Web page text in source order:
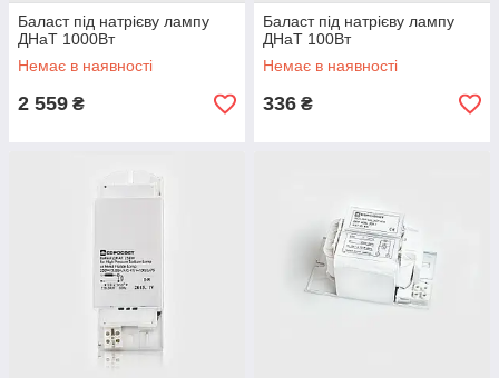
Баласт під натрієву лампу
ДНаТ 1000Вт
Немає в наявності
2 559 ₴
Баласт під натрієву лампу
ДНаТ 100Вт
Немає в наявності
336 ₴